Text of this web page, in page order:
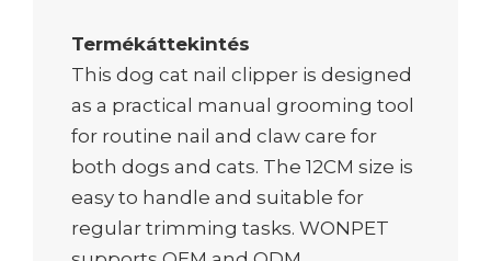
Termékáttekintés
This dog cat nail clipper is designed
as a practical manual grooming tool
for routine nail and claw care for
both dogs and cats. The 12CM size is
easy to handle and suitable for
regular trimming tasks. WONPET